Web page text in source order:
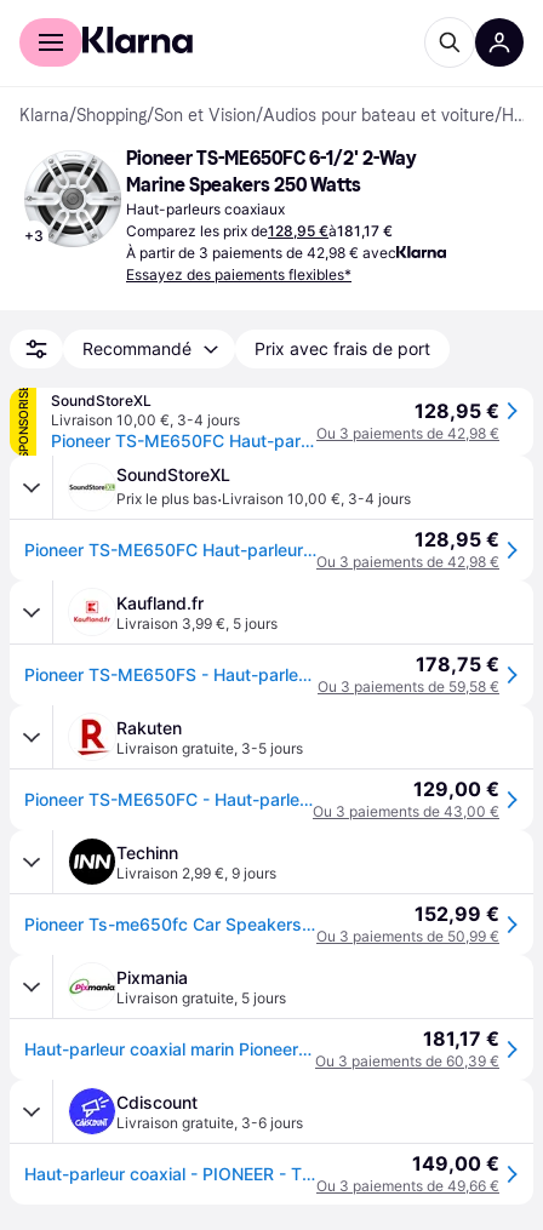
Acheter avec Klarna
Klarna/Shopping/Son et Vision/Audios pour bateau et voiture/ Haut-parleurs pour Bateaux et Voitures
+3
Pioneer TS-ME650FC 6-1/2' 2-Way
Marine Speakers 250 Watts
Haut-parleurs coaxiaux
Comparez les prix de128,95 €à181,17 €
À partir de 3 paiements de 42,98 € avec
Essayez des paiements flexibles*
Recommandé Prix avec frais de port
SPONSORISÉ
SoundStoreXL
Livraison 10,00 €, 3-4 jours
Pioneer TS-ME650FC Haut-parleurs marins (250W)
128,95 €
Ou 3 paiements de 42,98 €
SoundStoreXL
Prix le plus bas·Livraison 10,00 €, 3-4 jours
Pioneer TS-ME650FC Haut-parleurs marins (250W) 128,95 €
Ou 3 paiements de 42,98 €
Kaufland.fr
Livraison 3,99 €, 5 jours
Pioneer TS-ME650FS - Haut-parleur audio marin 178,75 €
Ou 3 paiements de 59,58 €
Rakuten
Livraison gratuite, 3-5 jours
Pioneer TS-ME650FC - Haut-parleur voiture coaxial à 2 voies de qualité marine (250 W) blanc 129,00 €
Ou 3 paiements de 43,00 €
Techinn
Livraison 2,99 €, 9 jours
Pioneer Ts-me650fc Car Speakers Blanc 250W 152,99 €
Ou 3 paiements de 50,99 €
Pixmania
Livraison gratuite, 5 jours
Haut-parleur coaxial marin Pioneer TS-ME650FC 250 W Blanc nacré - Neuf - Nacré 181,17 €
Ou 3 paiements de 60,39 €
Cdiscount
Livraison gratuite, 3-6 jours
Haut-parleur coaxial - PIONEER - TS-ME650FC - 250 W - Marine - 165 cm 149,00 €
Ou 3 paiements de 49,66 €